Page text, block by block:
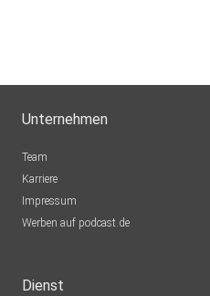
Unternehmen
Team
Karriere
Impressum
Werben auf podcast.de
Dienst